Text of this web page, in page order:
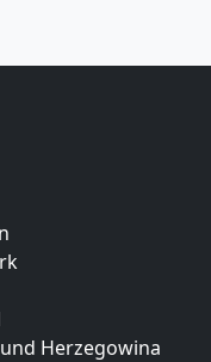
Herzegowina